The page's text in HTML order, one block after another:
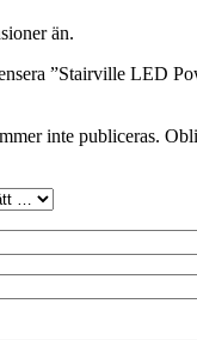
än.
”Stairville LED
inte publiceras.